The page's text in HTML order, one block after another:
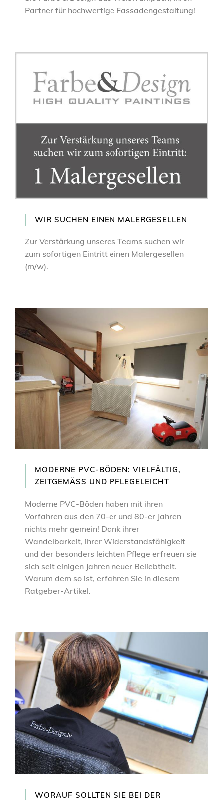
Partner für hochwertige Fassadengestaltung!
WIR SUCHEN EINEN MALERGESELLEN
Zur Verstärkung unseres Teams suchen wir
zum sofortigen Eintritt einen Malergesellen
(m/w).
MODERNE PVC-BÖDEN: VIELFÄLTIG,
ZEITGEMÄSS UND PFLEGELEICHT
Moderne PVC-Böden haben mit ihren
Vorfahren aus den 70-er und 80-er Jahren
nichts mehr gemein! Dank ihrer
Wandelbarkeit, ihrer Widerstandsfähigkeit
und der besonders leichten Pflege erfreuen sie
sich seit einigen Jahren neuer Beliebtheit.
Warum dem so ist, erfahren Sie in diesem
Ratgeber-Artikel.
WORAUF SOLLTEN SIE BEI DER